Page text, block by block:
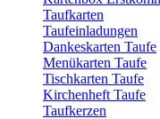
Taufkarten
Taufeinladungen
Dankeskarten Taufe
Menükarten Taufe
Tischkarten Taufe
Kirchenheft Taufe
Taufkerzen